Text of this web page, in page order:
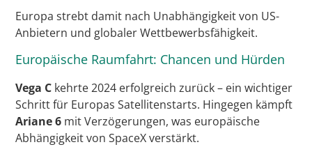
Europa strebt damit nach Unabhängigkeit von US-
Anbietern und globaler Wettbewerbsfähigkeit.
Europäische Raumfahrt: Chancen und Hürden
Vega C kehrte 2024 erfolgreich zurück – ein wichtiger
Schritt für Europas Satellitenstarts. Hingegen kämpft
Ariane 6 mit Verzögerungen, was europäische
Abhängigkeit von SpaceX verstärkt.